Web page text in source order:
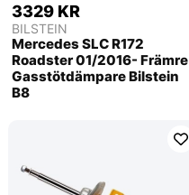
3329 KR
BILSTEIN
Mercedes SLC R172
Roadster 01/2016- Främre
Gasstötdämpare Bilstein
B8